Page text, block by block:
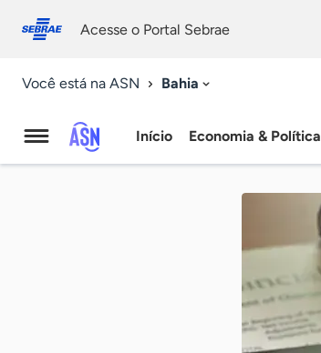
conosco
Acesse o Portal Sebrae
Você está na ASN Bahia
Agência
Início Economia & Política